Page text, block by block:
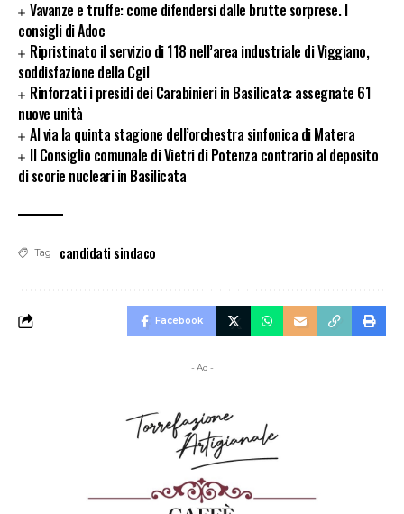
Vavanze e truffe: come difendersi dalle brutte sorprese. I
consigli di Adoc
Ripristinato il servizio di 118 nell’area industriale di Viggiano,
soddisfazione della Cgil
Rinforzati i presidi dei Carabinieri in Basilicata: assegnate 61
nuove unità
Al via la quinta stagione dell’orchestra sinfonica di Matera
Il Consiglio comunale di Vietri di Potenza contrario al deposito
di scorie nucleari in Basilicata
Tag candidati sindaco
Facebook
- Ad -